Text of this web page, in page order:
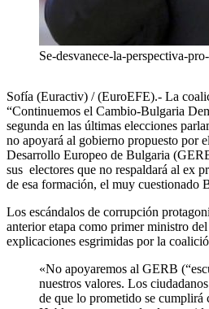
Se-desvanece-la-perspectiva-
Sofía (Euractiv) / (EuroEFE).- La
“Continuemos el Cambio-Bulgaria
segunda en las últimas elecciones
no apoyará al gobierno propuesto por
Desarrollo Europeo de Bulgaria
sus electores que no respaldará al ex
de esa formación, el muy cuestionado
Los escándalos de corrupción
anterior etapa como primer ministro
explicaciones esgrimidas por la
«No apoyaremos al GERB
nuestros valores. Los
de que lo prometido se cumplirá